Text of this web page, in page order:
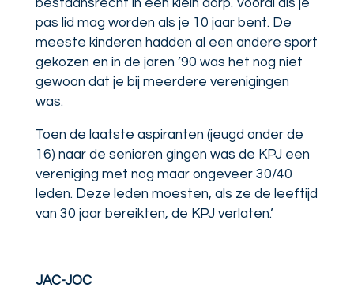
bestaansrecht in een klein dorp. Vooral als je
pas lid mag worden als je 10 jaar bent. De
meeste kinderen hadden al een andere sport
gekozen en in de jaren ’90 was het nog niet
gewoon dat je bij meerdere verenigingen
was.
Toen de laatste aspiranten (jeugd onder de
16) naar de senioren gingen was de KPJ een
vereniging met nog maar ongeveer 30/40
leden. Deze leden moesten, als ze de leeftijd
van 30 jaar bereikten, de KPJ verlaten.’
JAC-JOC